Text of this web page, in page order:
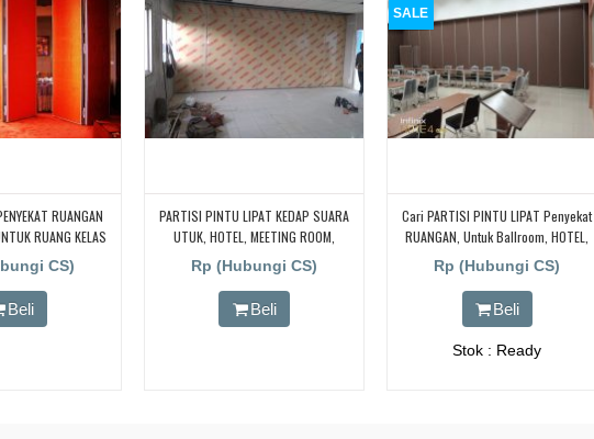
RUANGAN
RUANG KELAS
PENYEKAT
SUARA UNTUK
CARI PARTISI
KEDAP SUARA
CS)
Beli
PARTISI PINTU LIPAT KEDAP SUARA
UTUK, HOTEL, MEETING ROOM,
KANTOR, KAMPUS, SEKOLAH
|BANDUNG
Rp (Hubungi CS)
Beli
SALE
Cari PARTISI PINTU LIPAT Penyekat
RUANGAN, Untuk Ballroom, HOTEL,
Ruang Meeting Dll, JAKARTA,
BANDUNG, BEKASI, TANGERANG
UNTUK HOTEL | UNTUK RUANG KELAS
KAMPUS | KELAS SEKOLAH Di
BANDUNG, JAKARTA, BEKASI,
TANGERANG
Rp (Hubungi CS)
Beli
Stok : Ready